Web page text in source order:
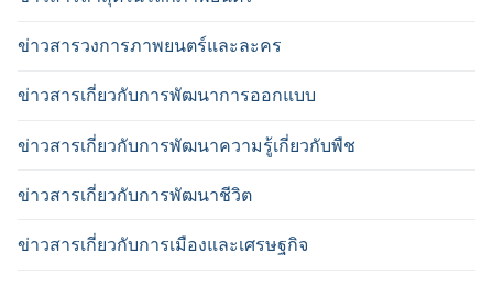
ข่าวสารวงการภาพยนตร์และละคร
ข่าวสารเกี่ยวกับการพัฒนาการออกแบบ
ข่าวสารเกี่ยวกับการพัฒนาความรู้เกี่ยวกับพืช
ข่าวสารเกี่ยวกับการพัฒนาชีวิต
ข่าวสารเกี่ยวกับการเมืองและเศรษฐกิจ